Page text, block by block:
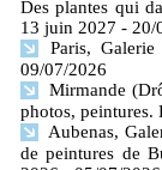
Des plantes qui
13 juin 2027 - 20/
Paris,
09/07/2026
Mirmande
photos, peintures.
Aubenas,
de peintures de